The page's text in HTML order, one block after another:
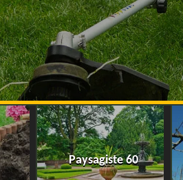
Paysagiste 60